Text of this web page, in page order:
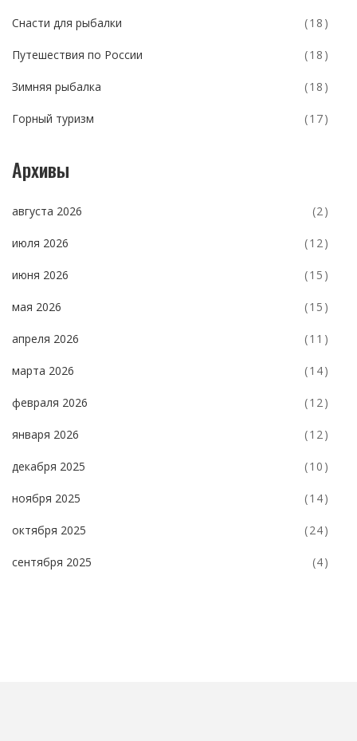
Снасти для рыбалки (18)
Путешествия по России (18)
Зимняя рыбалка (18)
Горный туризм (17)
Архивы
августа 2026 (2)
июля 2026 (12)
июня 2026 (15)
мая 2026 (15)
апреля 2026 (11)
марта 2026 (14)
февраля 2026 (12)
января 2026 (12)
декабря 2025 (10)
ноября 2025 (14)
октября 2025 (24)
сентября 2025 (4)